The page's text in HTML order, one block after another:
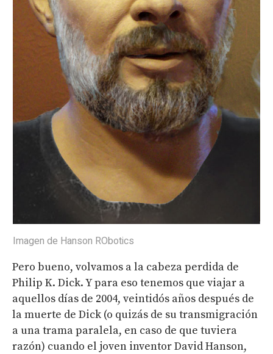
Imagen de Hanson RObotics
Pero bueno, volvamos a la cabeza perdida de
Philip K. Dick. Y para eso tenemos que viajar a
aquellos días de 2004, veintidós años después de
la muerte de Dick (o quizás de su transmigración
a una trama paralela, en caso de que tuviera
razón) cuando el joven inventor David Hanson,